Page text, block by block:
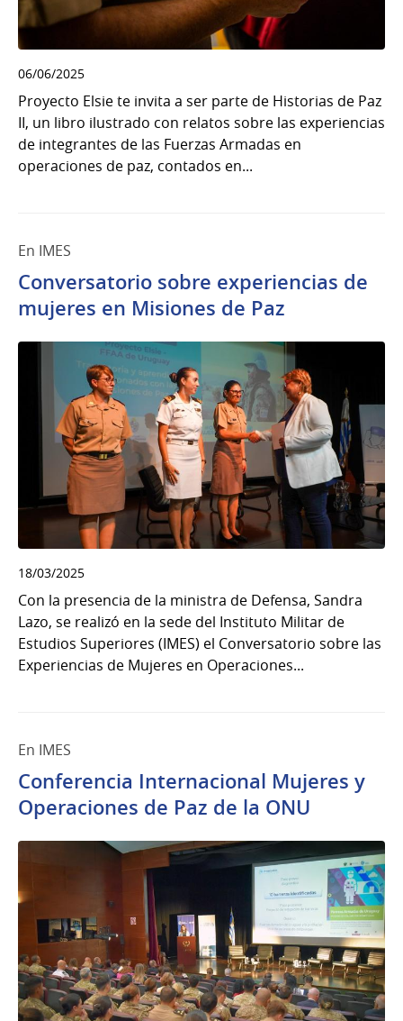
06/06/2025
Proyecto Elsie te invita a ser parte de Historias de Paz
II, un libro ilustrado con relatos sobre las experiencias
de integrantes de las Fuerzas Armadas en
operaciones de paz, contados en...
En IMES
Conversatorio sobre experiencias de
mujeres en Misiones de Paz
18/03/2025
Con la presencia de la ministra de Defensa, Sandra
Lazo, se realizó en la sede del Instituto Militar de
Estudios Superiores (IMES) el Conversatorio sobre las
Experiencias de Mujeres en Operaciones...
En IMES
Conferencia Internacional Mujeres y
Operaciones de Paz de la ONU